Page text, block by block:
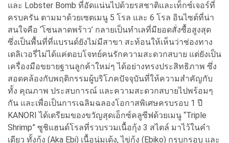
และ Lobster Bomb ที่อัดแน่นไปด้วยรสชาติและเท็กซ์เจอร์ที่
ครบครัน ตามมาด้วยเซตเมนู 5 โรล และ 6 โรล อินไซต์ที่น่า
สนใจคือ ‘โซนลาดพร้าว’ กลายเป็นทำเลที่มียอดสั่งซื้อสูงสุด
ซึ่งเป็นพื้นที่ที่แบรนด์ยังไม่มีสาขา สะท้อนให้เห็นว่าช่องทาง
เดลิเวอรี่ไม่ได้แค่ตอบโจทย์คนรักความสะดวกสบาย แต่ยังเป็น
เครื่องมือขยายฐานลูกค้าใหม่ๆ ได้อย่างทรงประสิทธิภาพ ซึ่ง
สอดคล้องกับพฤติกรรมผู้บริโภคปัจจุบันที่ให้ความสำคัญกับ
ทั้ง คุณภาพ ประสบการณ์ และความสะดวกสบายไปพร้อมๆ
กัน และเพื่อเป็นการเฉลิมฉลองโอกาสพิเศษครบรอบ 1 ปี
KANORI ได้เตรียมของขวัญสุดเอ็กซ์คลูซีฟด้วยเมนู “Triple
Shrimp” ซูชิแฮนด์โรลที่รวบรวมเนื้อกุ้ง 3 สไตล์ มาไว้ในคำ
เดียว ทั้งกุ้ง (Aka Ebi) เนื้อนุ่มเด้ง, ไข่กุ้ง (Ebiko) กรุบกรอบ และ